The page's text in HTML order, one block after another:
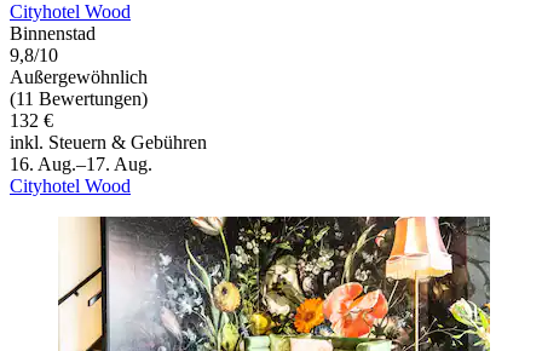
Cityhotel Wood
Binnenstad
9,8/10
Außergewöhnlich
(11 Bewertungen)
132 €
inkl. Steuern & Gebühren
16. Aug.–17. Aug.
Cityhotel Wood